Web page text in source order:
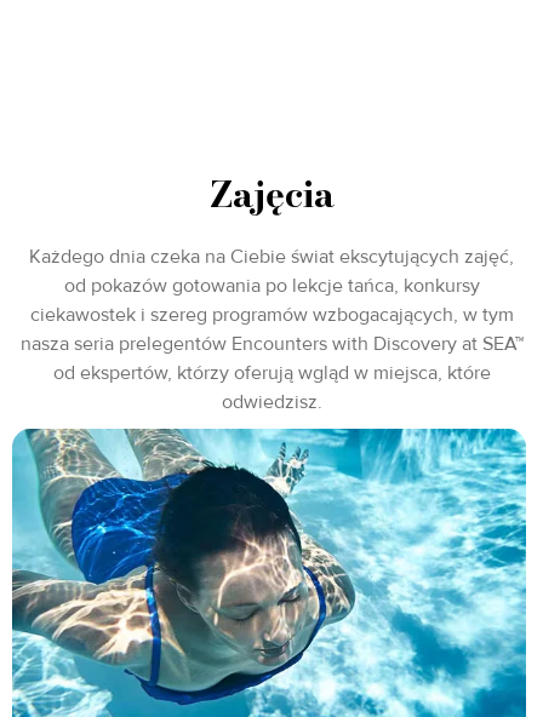
Zajęcia
Każdego dnia czeka na Ciebie świat ekscytujących zajęć,
od pokazów gotowania po lekcje tańca, konkursy
ciekawostek i szereg programów wzbogacających, w tym
nasza seria prelegentów Encounters with Discovery at SEA™
od ekspertów, którzy oferują wgląd w miejsca, które
odwiedzisz.